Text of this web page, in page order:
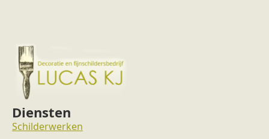
Diensten
Schilderwerken